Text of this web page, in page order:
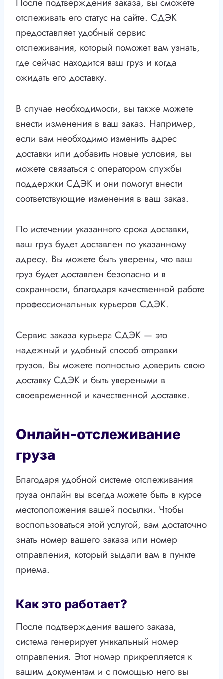
После подтверждения заказа, вы сможете
отслеживать его статус на сайте. СДЭК
предоставляет удобный сервис
отслеживания, который поможет вам узнать,
где сейчас находится ваш груз и когда
ожидать его доставку.
В случае необходимости, вы также можете
внести изменения в ваш заказ. Например,
если вам необходимо изменить адрес
доставки или добавить новые условия, вы
можете связаться с оператором службы
поддержки СДЭК и они помогут внести
соответствующие изменения в ваш заказ.
По истечении указанного срока доставки,
ваш груз будет доставлен по указанному
адресу. Вы можете быть уверены, что ваш
груз будет доставлен безопасно и в
сохранности, благодаря качественной работе
профессиональных курьеров СДЭК.
Сервис заказа курьера СДЭК — это
надежный и удобный способ отправки
грузов. Вы можете полностью доверить свою
доставку СДЭК и быть увереными в
своевременной и качественной доставке.
Онлайн-отслеживание
груза
Благодаря удобной системе отслеживания
груза онлайн вы всегда можете быть в курсе
местоположения вашей посылки. Чтобы
воспользоваться этой услугой, вам достаточно
знать номер вашего заказа или номер
отправления, который выдали вам в пункте
приема.
Как это работает?
После подтверждения вашего заказа,
система генерирует уникальный номер
отправления. Этот номер прикрепляется к
вашим документам и с помощью него вы